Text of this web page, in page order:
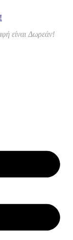
είναι Δωρεάν!